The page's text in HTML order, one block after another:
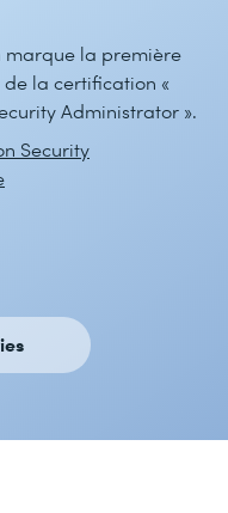
marque la première
la certification «
Administrator ».
Security